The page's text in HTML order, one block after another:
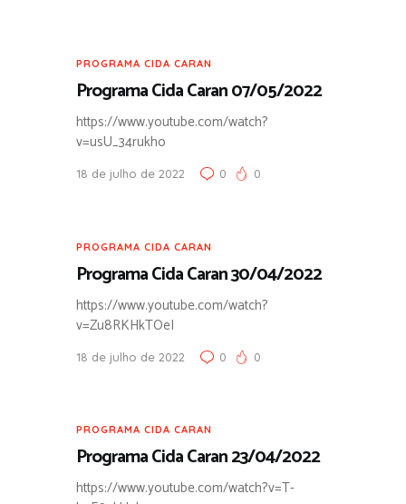
PROGRAMA CIDA CARAN
Programa Cida Caran 07/05/2022
https://www.youtube.com/watch?
v=usU_34rukho
18 de julho de 2022 0 0
PROGRAMA CIDA CARAN
Programa Cida Caran 30/04/2022
https://www.youtube.com/watch?
v=Zu8RKHkTOeI
18 de julho de 2022 0 0
PROGRAMA CIDA CARAN
Programa Cida Caran 23/04/2022
https://www.youtube.com/watch?v=T-